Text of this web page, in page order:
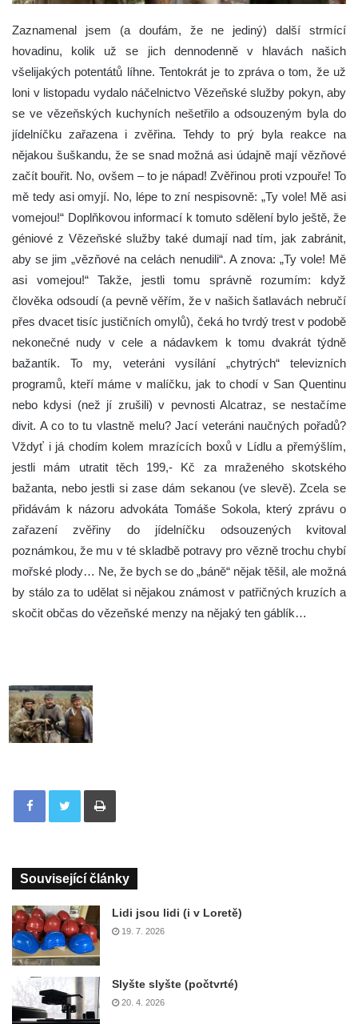
Zaznamenal jsem (a doufám, že ne jediný) další strmící
hovadinu, kolik už se jich dennodenně v hlavách našich
všelijakých potentátů líhne. Tentokrát je to zpráva o tom, že už
loni v listopadu vydalo náčelnictvo Vězeňské služby pokyn, aby
se ve vězeňských kuchyních nešetřilo a odsouzeným byla do
jídelníčku zařazena i zvěřina. Tehdy to prý byla reakce na
nějakou šuškandu, že se snad možná asi údajně mají vězňové
začít bouřit. No, ovšem – to je nápad! Zvěřinou proti vzpouře! To
mě tedy asi omyjí. No, lépe to zní nespisovně: „Ty vole! Mě asi
vomejou!“ Doplňkovou informací k tomuto sdělení bylo ještě, že
géniové z Vězeňské služby také dumají nad tím, jak zabránit,
aby se jim „vězňové na celách nenudili“. A znova: „Ty vole! Mě
asi vomejou!“ Takže, jestli tomu správně rozumím: když
člověka odsoudí (a pevně věřím, že v našich šatlavách nebručí
přes dvacet tisíc justičních omylů), čeká ho tvrdý trest v podobě
nekonečné nudy v cele a nádavkem k tomu dvakrát týdně
bažantík. To my, veteráni vysílání „chytrých“ televizních
programů, kteří máme v malíčku, jak to chodí v San Quentinu
nebo kdysi (než jí zrušili) v pevnosti Alcatraz, se nestačíme
divit. A co to tu vlastně melu? Jací veteráni naučných pořadů?
Vždyť i já chodím kolem mrazících boxů v Lídlu a přemýšlím,
jestli mám utratit těch 199,- Kč za mraženého skotského
bažanta, nebo jestli si zase dám sekanou (ve slevě). Zcela se
přidávám k názoru advokáta Tomáše Sokola, který zprávu o
zařazení zvěřiny do jídelníčku odsouzených kvitoval
poznámkou, že mu v té skladbě potravy pro vězně trochu chybí
mořské plody… Ne, že bych se do „báně“ nějak těšil, ale možná
by stálo za to udělat si nějakou známost v patřičných kruzích a
skočit občas do vězeňské menzy na nějaký ten gáblík…
Tisknout
Související články
Lidi jsou lidi (i v Loretě)
19. 7. 2026
Slyšte slyšte (počtvrté)
20. 4. 2026